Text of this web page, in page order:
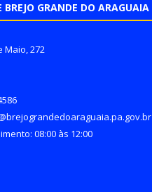
BREJO GRANDE DO ARAGUAIA
Maio, 272
08:00 às 12:00